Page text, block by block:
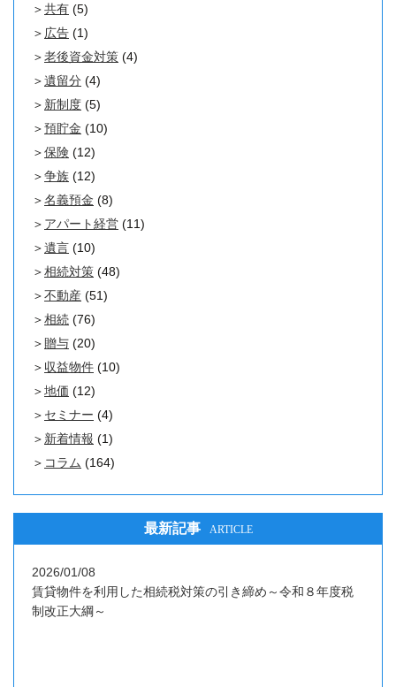
共有 (5)
広告 (1)
老後資金対策 (4)
遺留分 (4)
新制度 (5)
預貯金 (10)
保険 (12)
争族 (12)
名義預金 (8)
アパート経営 (11)
遺言 (10)
相続対策 (48)
不動産 (51)
相続 (76)
贈与 (20)
収益物件 (10)
地価 (12)
セミナー (4)
新着情報 (1)
コラム (164)
最新記事 ARTICLE
2026/01/08
賃貸物件を利用した相続税対策の引き締め～令和８年度税
制改正大綱～